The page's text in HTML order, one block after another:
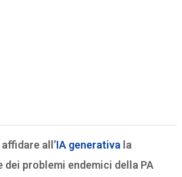
all’IA generativa la
dei problemi endemici della PA